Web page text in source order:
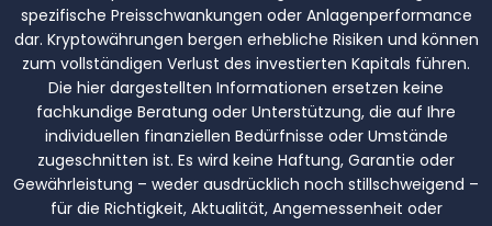
spezifische Preisschwankungen oder Anlagenperformance
dar. Kryptowährungen bergen erhebliche Risiken und können
zum vollständigen Verlust des investierten Kapitals führen.
Die hier dargestellten Informationen ersetzen keine
fachkundige Beratung oder Unterstützung, die auf Ihre
individuellen finanziellen Bedürfnisse oder Umstände
zugeschnitten ist. Es wird keine Haftung, Garantie oder
Gewährleistung – weder ausdrücklich noch stillschweigend –
für die Richtigkeit, Aktualität, Angemessenheit oder